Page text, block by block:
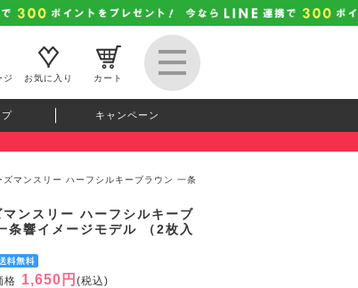
ジ
お気に入り カート
プ キャンペーン
ズマンスリー ハーフシルキーブラウン 一条
マンスリー ハーフシルキーブ
条響イメージモデル （2枚入
格 1,650円 (税込)